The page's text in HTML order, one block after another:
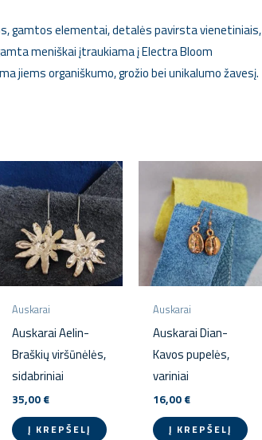
gamtos elementai, detalės pavirsta vienetiniais,
meniškai įtraukiama į Electra Bloom
jiems organiškumo, grožio bei unikalumo žavesį.
Auskarai
Auskarai Aelin-
Braškių viršūnėlės,
sidabriniai
35,00 €
Į KREPŠELĮ
Auskarai
Auskarai Dian-
Kavos pupelės,
variniai
16,00 €
Į KREPŠELĮ